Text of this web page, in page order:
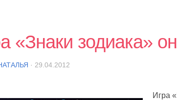
«Знаки зодиака»
· 29.04.2012
Игра